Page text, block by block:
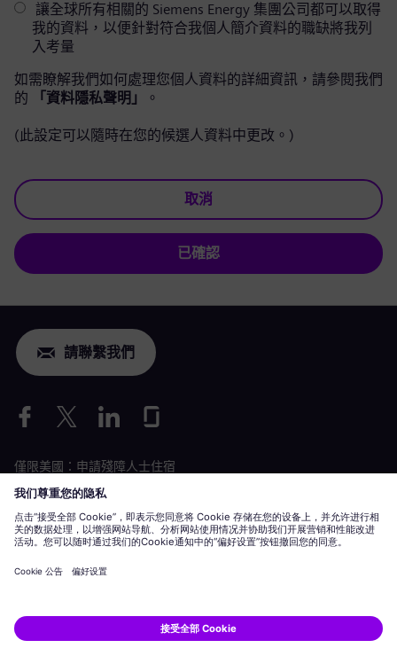
讓全球所有相關的 Siemens Energy 集團公司都可以取得
我的資料，以便針對符合我個人簡介資料的職缺將我列
入考量
如需瞭解我們如何處理您個人資料的詳細資訊，請參閱我們
的
「資料隱私聲明」 。
(此設定可以隨時在您的候選人資料中更改。)
取消
已確認
請聯繫我們
僅限美國：申請殘障人士住宿
勞動條件申請
Siemens Energy 是 Siemens AG 授權的商標。